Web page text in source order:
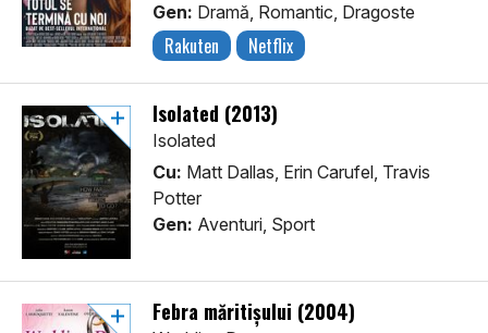
Gen: Dramă, Romantic, Dragoste
Rakuten Netflix
Isolated (2013)
Isolated
Cu: Matt Dallas, Erin Carufel, Travis
Potter
Gen: Aventuri, Sport
Febra măritișului (2004)